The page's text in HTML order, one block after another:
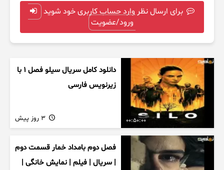
برای ارسال نظر وارد حساب کاربری خود شوید
ورود/عضویت
00:50:00
دانلود کامل سریال سیلو فصل ۱ با
زیرنویس فارسی
فصل دوم بامداد خمار قسمت دوم
| سریال | فیلم | نمایش خانگی |